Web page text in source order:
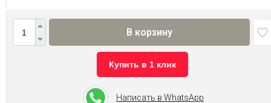
В корзину
Купить в 1 клик
Написать в WhatsApp